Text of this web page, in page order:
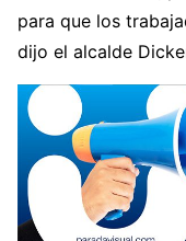
para que los
dijo el alcalde